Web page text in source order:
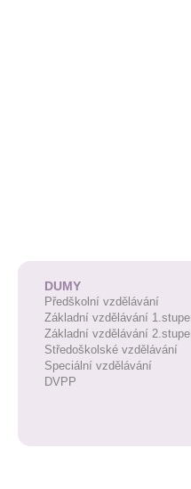
DUMY
Předškolní vzdělávání
Základní vzdělávání
Základní vzdělávání
Středoškolské vzdělávání
Speciální vzdělávání
DVPP